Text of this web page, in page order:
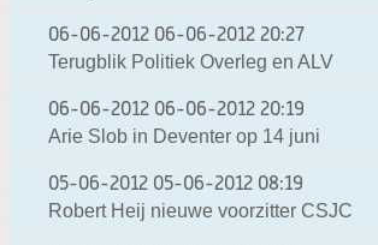
06-06-2012 06-06-2012 20:27
Terugblik Politiek Overleg en ALV
06-06-2012 06-06-2012 20:19
Arie Slob in Deventer op 14 juni
05-06-2012 05-06-2012 08:19
Robert Heij nieuwe voorzitter CSJC